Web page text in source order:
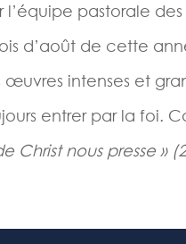
pastorale des
d’août de cette
intenses et
entrer par la foi.
Christ nous presse » (2